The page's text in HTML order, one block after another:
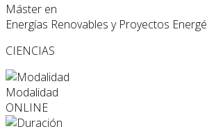
Máster en
Energías Renovables y Proyectos
CIENCIAS
Modalidad
ONLINE